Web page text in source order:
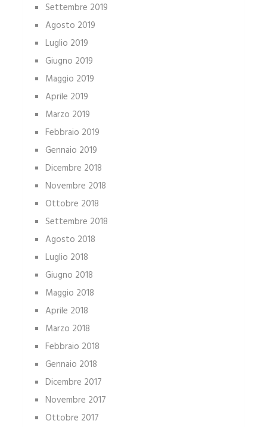
Settembre 2019
Agosto 2019
Luglio 2019
Giugno 2019
Maggio 2019
Aprile 2019
Marzo 2019
Febbraio 2019
Gennaio 2019
Dicembre 2018
Novembre 2018
Ottobre 2018
Settembre 2018
Agosto 2018
Luglio 2018
Giugno 2018
Maggio 2018
Aprile 2018
Marzo 2018
Febbraio 2018
Gennaio 2018
Dicembre 2017
Novembre 2017
Ottobre 2017